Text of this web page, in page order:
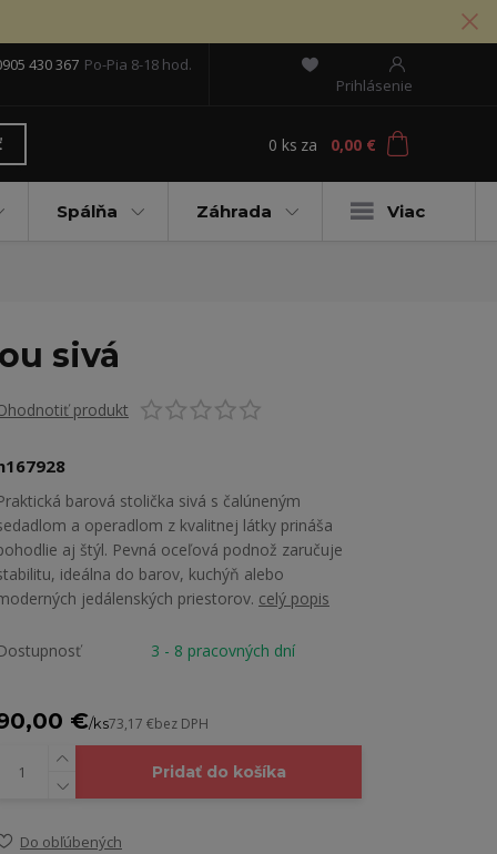
Prihlásenie
430 367 Po-Pia 8-18 hod.
0 ks za 0,00 €
Spálňa Záhrada Viac
sivá
produkt
barová stolička sivá s čalúneným
a operadlom z kvalitnej látky prináša
aj štýl. Pevná oceľová podnož zaručuje
ideálna do barov, kuchýň alebo
jedálenských priestorov. celý popis
3 - 8 pracovných dní
€/ks73,17 €bez DPH
Pridať do košíka
Do obľúbených